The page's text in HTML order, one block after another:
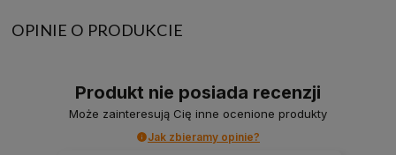
OPINIE O PRODUKCIE
Produkt nie posiada recenzji
Może zainteresują Cię inne ocenione produkty
Jak zbieramy opinie?